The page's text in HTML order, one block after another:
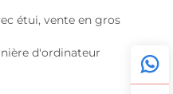
étui, vente en gros
d'ordinateur